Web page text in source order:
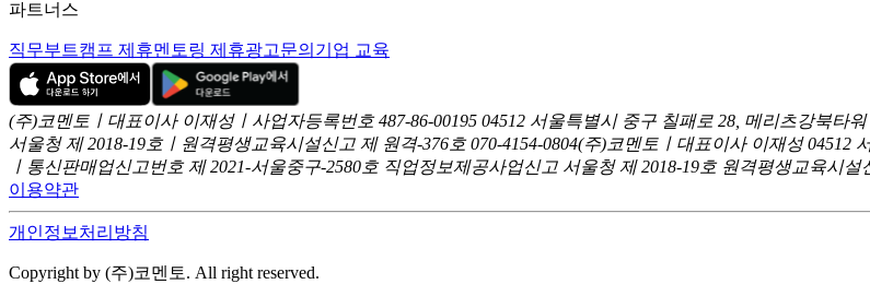
파트너스
직무부트캠프 제휴멘토링 제휴광고문의 기업 교육
(주)코멘토ㅣ대표이사 이재성ㅣ사업자등록번호 487-86-00195 04512 서울특별시 중구 칠패로 28, 메리츠강북타워
서울청 제 2018-19호ㅣ원격평생교육시설신고 제 원격-376호 070-4154-0804(주)코멘토ㅣ대표이사 이재성 04512
ㅣ통신판매업신고번호 제 2021-서울중구-2580호 직업정보제공사업신고 서울청 제 2018-19호 원격평생교육시설
이용약관
개인정보처리방침
Copyright by (주)코멘토. All right reserved.